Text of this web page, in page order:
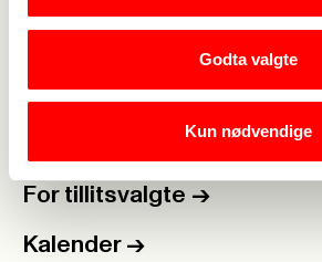
Godta valgte
Kun nødvendige
Lønn og tariff ->
For tillitsvalgte ->
Kalender ->